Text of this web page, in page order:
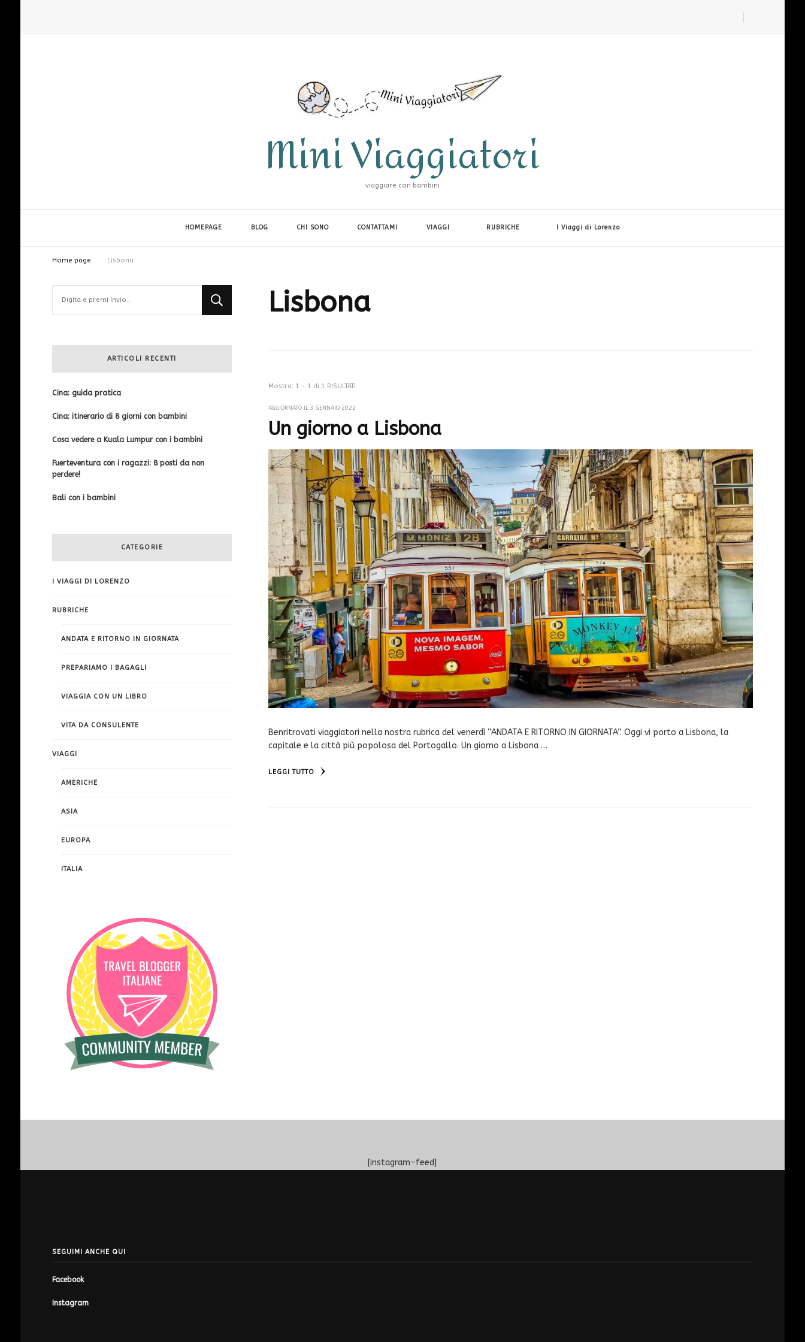
Mini Viaggiatori
viaggiare con bambini
HOMEPAGE BLOG CHI SONO CONTATTAMI VIAGGI RUBRICHE I Viaggi di Lorenzo
Home page Lisbona
Lisbona
Mostra: 1 - 1 di 1 RISULTATI
AGGIORNATO IL3 GENNAIO 2022
Un giorno a Lisbona
Benritrovati viaggiatori nella nostra rubrica del venerdì “ANDATA E RITORNO IN GIORNATA”. Oggi vi porto a Lisbona, la
capitale e la città più popolosa del Portogallo. Un giorno a Lisbona …
LEGGI TUTTO
qualcosa?
ARTICOLI RECENTI
Cina: guida pratica
Cina: itinerario di 8 giorni con bambini
Cosa vedere a Kuala Lumpur con i bambini
Fuerteventura con i ragazzi: 8 posti da non
perdere!
Bali con i bambini
CATEGORIE
I VIAGGI DI LORENZO
RUBRICHE
ANDATA E RITORNO IN GIORNATA
PREPARIAMO I BAGAGLI
VIAGGIA CON UN LIBRO
VITA DA CONSULENTE
VIAGGI
AMERICHE
ASIA
EUROPA
ITALIA
[instagram-feed]
SEGUIMI ANCHE QUI
Facebook
Instagram